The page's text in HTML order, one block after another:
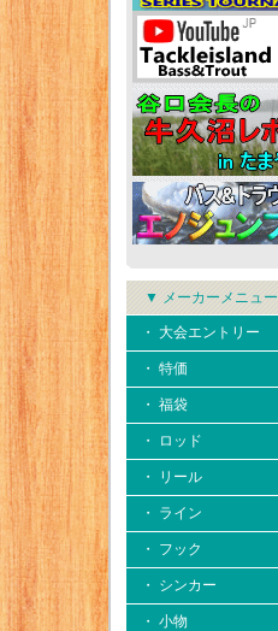
▼ メーカーメニュー
・ 大会エントリー
・ 特価
・ 福袋
・ ロッド
・ リール
・ ライン
・ フック
・ シンカー
・ 小物